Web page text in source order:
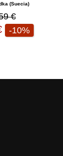
(Suecia)
€
-10%